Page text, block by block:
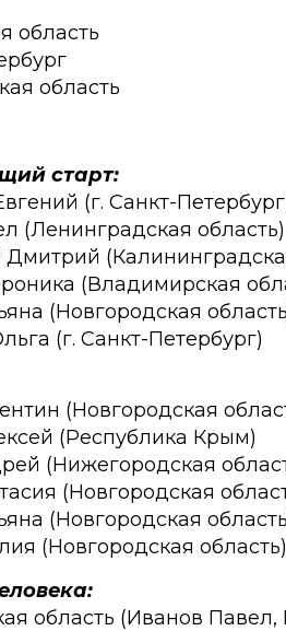
область
область
старт:
(г. Санкт-
(Ленинградская область)
(Владимирская
(Новгородская
(г. Санкт-Петербург)
(Новгородская
(Республика Крым)
(Нижегородская
(Новгородская
(Новгородская
(Новгородская область)
область (Иванов